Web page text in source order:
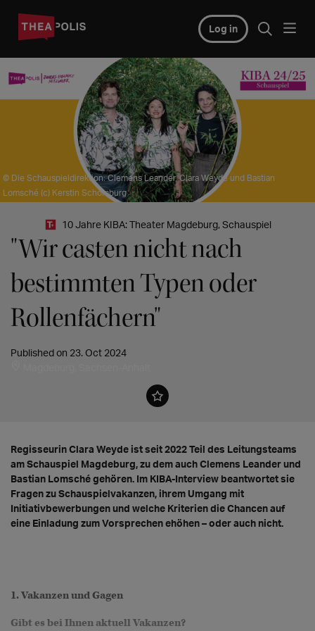
Log in
© Die Schauspieldirektion: Clemens Leander, Clara Weyde und Bastian
Lomsché (c) Kerstin Schomburg
10 Jahre KIBA: Theater Magdeburg, Schauspiel
"Wir casten nicht nach
bestimmten Typen oder
Rollenfächern"
Published on 23. Oct 2024
Regisseurin Clara Weyde ist seit 2022 Teil des Leitungsteams
am Schauspiel Magdeburg, zu dem auch Clemens Leander und
Bastian Lomsché gehören. Im KIBA-Interview beantwortet sie
Fragen zu Schauspielvakanzen, ihrem Umgang mit
Initiativbewerbungen und welche Kriterien die Chancen auf
eine Einladung zum Vorsprechen ehöhen – oder auch nicht.
1. Vakanzen und Gagen
Gibt es bei Ihnen aktuell Vakanzen?